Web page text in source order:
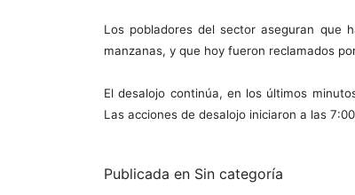
Los pobladores del sector aseguran que
manzanas, y que hoy fueron reclamados
El desalojo continúa, en los últimos
Las acciones de desalojo iniciaron a las
Publicada en Sin categoría